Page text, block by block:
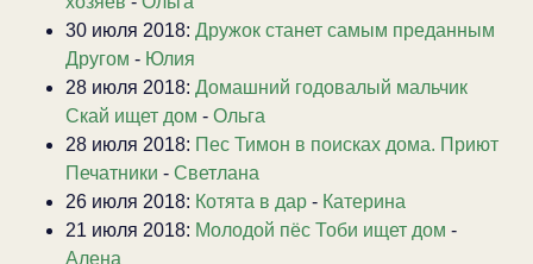
30 июля 2018: Дружок станет самым преданным
Другом - Юлия
28 июля 2018: Домашний годовалый мальчик
Скай ищет дом - Ольга
28 июля 2018: Пес Тимон в поисках дома. Приют
Печатники - Светлана
26 июля 2018: Котята в дар - Катерина
21 июля 2018: Молодой пёс Тоби ищет дом -
Алена